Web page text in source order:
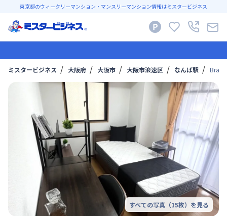
東京都のウィークリーマンション・マンスリーマンション情報はミスタービジネス
ミスタービジネス 大阪府 大阪市 大阪市浪速区 なんば駅
すべての写真（15枚）を見る